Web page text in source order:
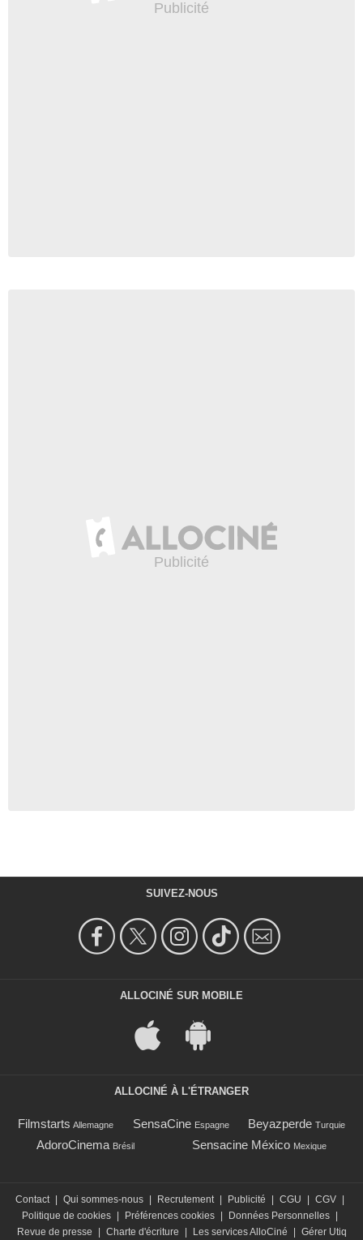
SUIVEZ-NOUS
ALLOCINÉ SUR MOBILE
ALLOCINÉ À L'ÉTRANGER
Filmstarts Allemagne SensaCine Espagne Beyazperde Turquie
AdoroCinema Brésil Sensacine México Mexique
Contact Qui sommes-nous Recrutement Publicité CGU CGV
Politique de cookies
Préférences cookies Données Personnelles
Revue de presse
Charte d'écriture Les services AlloCiné Gérer Utiq